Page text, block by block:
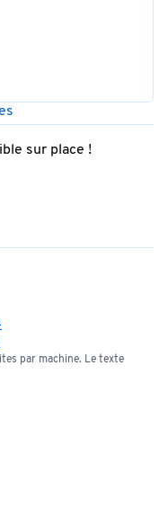
sur place !
par machine. Le texte